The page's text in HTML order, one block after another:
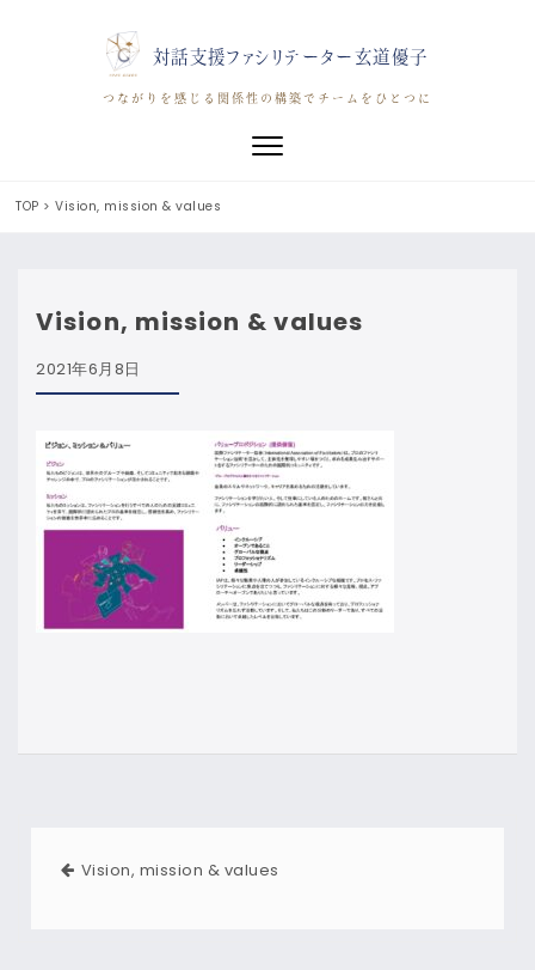
対話支援ファシリテーター玄道優子
つながりを感じる関係性の構築でチームをひとつに
Toggle navigation
TOP > Vision, mission & values
Vision, mission & values
2021年6月8日
Vision, mission & values